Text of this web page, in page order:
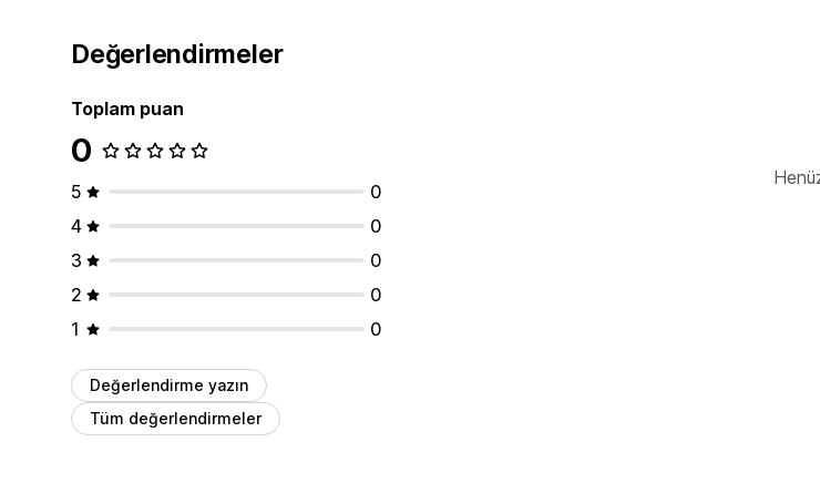
Değerlendirmeler
Toplam puan
0
5
0
4
0
3
0
2
0
1
0
Değerlendirme yazın
Tüm değerlendirmeler